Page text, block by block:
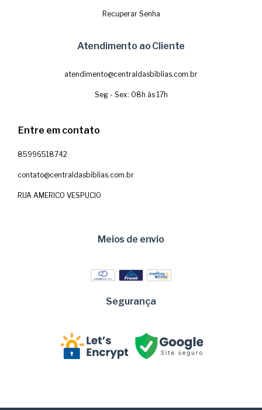
Recuperar Senha
Atendimento ao Cliente
atendimento@centraldasbiblias.com.br
Seg - Sex: 08h às 17h
Entre em contato
85996518742
contato@centraldasbiblias.com.br
RUA AMERICO VESPUCIO
Meios de envio
Segurança